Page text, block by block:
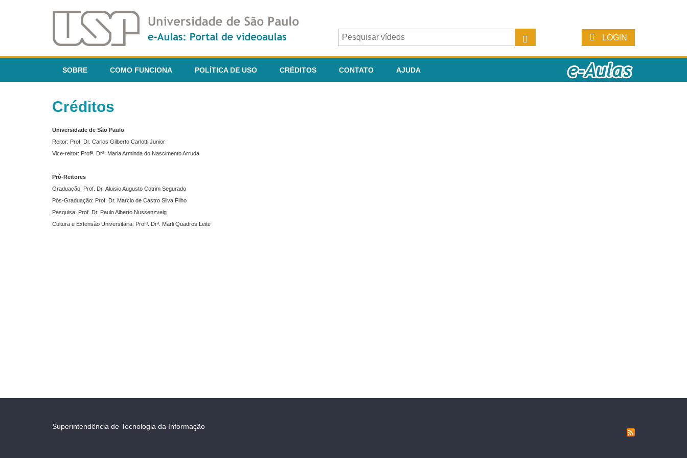
LOGIN
SOBRE COMO FUNCIONA POLÍTICA DE USO CRÉDITOS CONTATO AJUDA
Créditos
Universidade de São Paulo
Reitor: Prof. Dr. Carlos Gilberto Carlotti Junior
Vice-reitor: Profª. Drª. Maria Arminda do Nascimento Arruda
Pró-Reitores
Graduação: Prof. Dr. Aluisio Augusto Cotrim Segurado
Pós-Graduação: Prof. Dr. Marcio de Castro Silva Filho
Pesquisa: Prof. Dr. Paulo Alberto Nussenzveig
Cultura e Extensão Universitária: Profª. Drª. Marli Quadros Leite
Superintendência de Tecnologia da Informação